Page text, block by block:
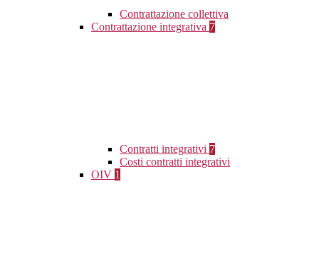
Contrattazione collettiva
Contrattazione integrativa 7
Contratti integrativi 7
Costi contratti integrativi
OIV 1